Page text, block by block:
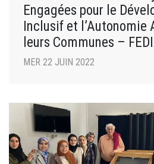
Engagées pour le
Inclusif et l’Autonomie
leurs Communes –
MER 22 JUIN 2022